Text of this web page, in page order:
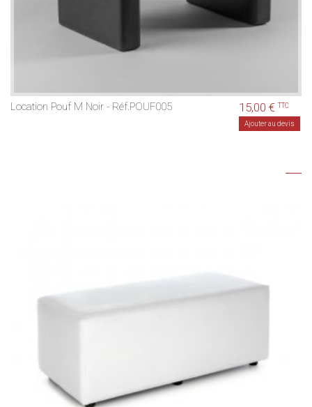
Location Pouf M Noir - Réf.POUF005 15,00 €TTC
Ajouter au devis